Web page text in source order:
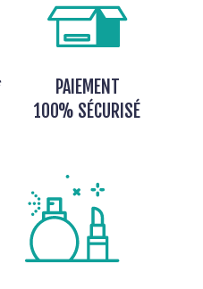
PAIEMENT
100% SÉCURISÉ